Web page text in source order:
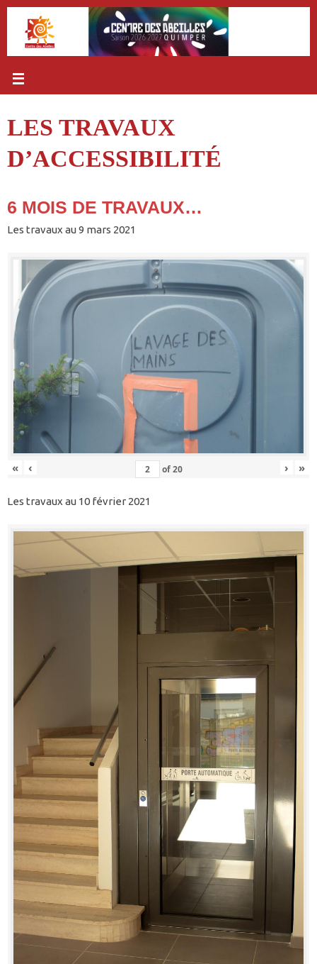
Passer
contenu
LES TRAVAUX
D’ACCESSIBILITÉ
6 MOIS DE TRAVAUX…
Les travaux au 9 mars 2021
« ‹ of20 › »
Les travaux au 10 février 2021